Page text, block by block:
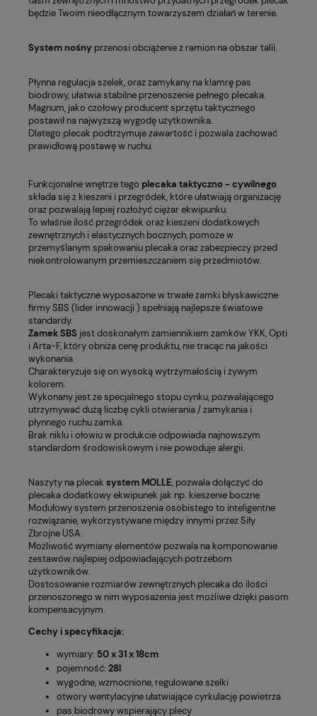
będzie Twoim nieodłącznym towarzyszem działań w terenie.
System nośny przenosi obciążenie z ramion na obszar talii.
Płynna regulacja szelek, oraz zamykany na klamrę pas
biodrowy, ułatwia stabilne przenoszenie pełnego plecaka.
Magnum, jako czołowy producent sprzętu taktycznego
postawił na najwyższą wygodę użytkownika.
Dlatego plecak podtrzymuje zawartość i pozwala zachować
prawidłową postawę w ruchu.
Funkcjonalne wnętrze tego plecaka taktyczno - cywilnego
składa się z kieszeni i przegródek, które ułatwiają organizację
oraz pozwalają lepiej rozłożyć ciężar ekwipunku.
To właśnie ilość przegródek oraz kieszeni dodatkowych
zewnętrznych i elastycznych bocznych, pomoże w
przemyślanym spakowaniu plecaka oraz zabezpieczy przed
niekontrolowanym przemieszczaniem się przedmiotów.
Plecaki taktyczne wyposażone w trwałe zamki błyskawiczne
firmy SBS (lider innowacji ) spełniają najlepsze światowe
standardy.
Zamek SBS jest doskonałym zamiennikiem zamków YKK, Opti
i Arta-F, który obniża cenę produktu, nie tracąc na jakości
wykonania.
Charakteryzuje się on wysoką wytrzymałością i żywym
kolorem.
Wykonany jest ze specjalnego stopu cynku, pozwalającego
utrzymywać dużą liczbę cykli otwierania / zamykania i
płynnego ruchu zamka.
Brak niklu i ołowiu w produkcie odpowiada najnowszym
standardom środowiskowym i nie powoduje alergii.
Naszyty na plecak system MOLLE, pozwala dołączyć do
plecaka dodatkowy ekwipunek jak np. kieszenie boczne
Modułowy system przenoszenia osobistego to inteligentne
rozwiązanie, wykorzystywane między innymi przez Siły
Zbrojne USA.
Możliwość wymiany elementów pozwala na komponowanie
zestawów najlepiej odpowiadających potrzebom
użytkowników.
Dostosowanie rozmiarów zewnętrznych plecaka do ilości
przenoszonego w nim wyposażenia jest możliwe dzięki pasom
kompensacyjnym.
Cechy i specyfikacja:
wymiary: 50 x 31 x 18cm
pojemność: 28l
wygodne, wzmocnione, regulowane szelki
otwory wentylacyjne ułatwiające cyrkulację powietrza
pas biodrowy wspierający plecy